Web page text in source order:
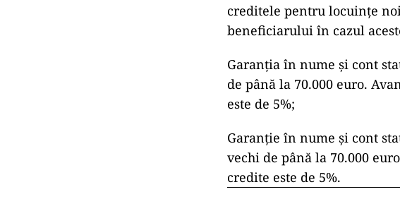
creditele pentru locuințe
beneficiarului în cazul
Garanția în nume și cont
de până la 70.000 euro.
este de 5%;
Garanție în nume și cont
vechi de până la 70.000
credite este de 5%.